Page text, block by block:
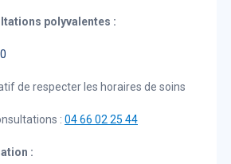
polyvalentes :
de respecter les horaires de soins
: 04 66 02 25 44
: